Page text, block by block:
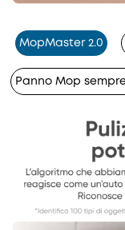
MopMaster 2.0
Panno Mop